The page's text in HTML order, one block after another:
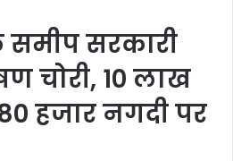
सरकारी
चोरी, 10 लाख
हजार नगदी पर